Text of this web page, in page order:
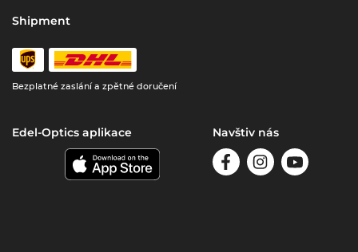
Shipment
Bezplatné zaslání a zpětné doručení
Edel-Optics aplikace Navštiv nás